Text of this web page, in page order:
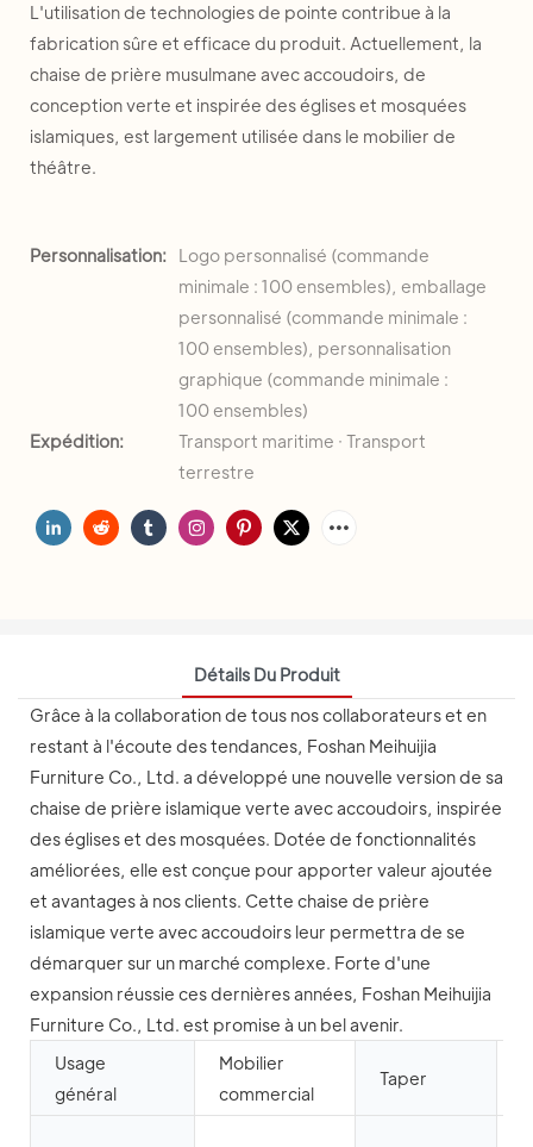
L'utilisation de technologies de pointe contribue à la
fabrication sûre et efficace du produit. Actuellement, la
chaise de prière musulmane avec accoudoirs, de
conception verte et inspirée des églises et mosquées
islamiques, est largement utilisée dans le mobilier de
théâtre.
Personnalisation:
Logo personnalisé (commande
minimale : 100 ensembles), emballage
personnalisé (commande minimale :
100 ensembles), personnalisation
graphique (commande minimale :
100 ensembles)
Expédition:
Transport maritime · Transport
terrestre
Détails Du Produit
Grâce à la collaboration de tous nos collaborateurs et en
restant à l'écoute des tendances, Foshan Meihuijia
Furniture Co., Ltd. a développé une nouvelle version de sa
chaise de prière islamique verte avec accoudoirs, inspirée
des églises et des mosquées. Dotée de fonctionnalités
améliorées, elle est conçue pour apporter valeur ajoutée
et avantages à nos clients. Cette chaise de prière
islamique verte avec accoudoirs leur permettra de se
démarquer sur un marché complexe. Forte d'une
expansion réussie ces dernières années, Foshan Meihuijia
Furniture Co., Ltd. est promise à un bel avenir.
Usage
général
Mobilier
commercial
Taper